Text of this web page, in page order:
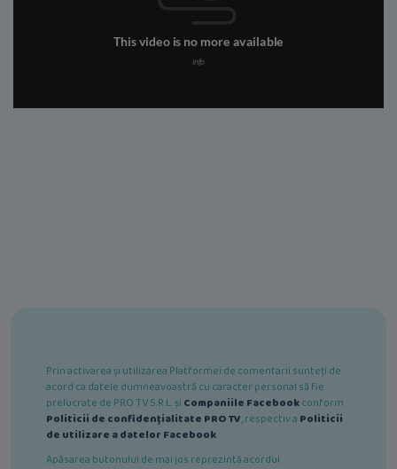
Prin activarea și utilizarea Platformei de comentarii sunteți de
acord ca datele dumneavoastră cu caracter personal să fie
prelucrate de PRO TV S.R.L. și Companiile Facebookconform
Politicii de confidențialitate PRO TV, respectiv a Politicii
de utilizare a datelor Facebook.
Apăsarea butonului de mai jos reprezintă acordul